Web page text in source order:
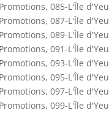
, 085-L'Île d'Yeu
, 087-L'Île d'Yeu
, 089-L'Île d'Yeu
, 091-L'Île d'Yeu
, 093-L'Île d'Yeu
, 095-L'Île d'Yeu
, 097-L'Île d'Yeu
, 099-L'Île d'Yeu